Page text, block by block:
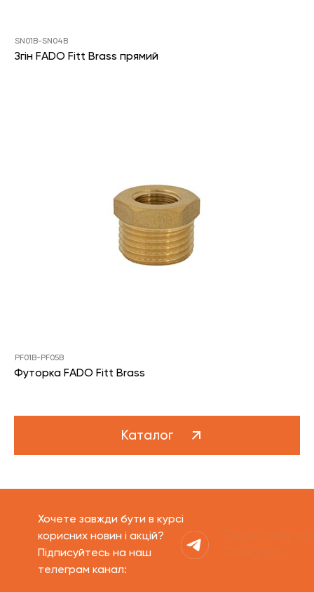
SN01B-SN04B
Згін FADO Fitt Brass прямий
PF01B-PF05B
Футорка FADO Fitt Brass
Каталог
Хочете завжди бути в курсі
корисних новин і акцій?
Підписуйтесь на наш
телеграм канал: